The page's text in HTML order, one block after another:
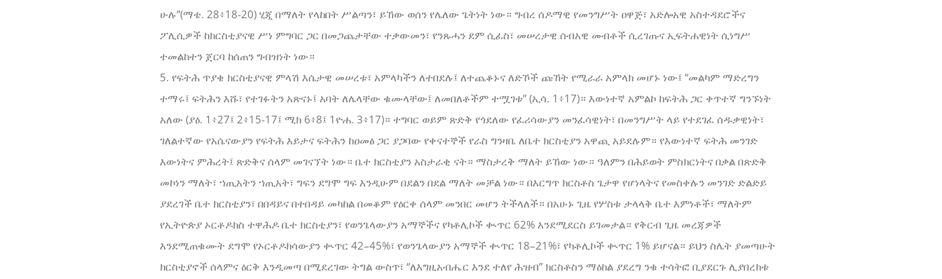
ሁሉ”(ማቴ. 28፥18-20) ሂጂ በማለት የላከበት ሥልጣን፣ ይኸው ወሰን የሌለው ጌትነት ነው። ግብረ ሰዶማዊ የመንግሥት ዐዋጅ፣ አድሎአዊ አስተዳደሮችና
ፖሊሲዎች ከክርስቲያናዊ ሥነ ምግባር ጋር በመጋጨታቸው ተቃውመን፣ የንጹሓን ደም ሲፈስ፣ መሠረታዊ ሰብአዊ መብቶች ሲረገጡና ኢፍትሐዊነት ሲነግሥ
ተመልከተን ጀርባ ከሰጠን ግብዝነት ነው።
5. የፍትሕ ጥያቄ ክርስቲያናዊ ምላሽ እሴታዊ መሠረቱ፣ አምላካችን ለተበደሉ፤ ለተጨቆኑና ለድኾች ጩኸት የሚራራ አምላክ መሆኑ ነው፤ “መልካም ማድረግን
ተማሩ፤ ፍትሕን እሹ፣ የተገፉትን አጽናኑ፤ አባት ለሌላቸው ቁሙላቸው፤ ለመበለቶችም ተሟገቱ” (ኢሳ. 1፥17)። እውነተኛ አምልኮ ከፍትሕ ጋር ቀጥተኛ ግንኙነት
አለው (ያዕ. 1፥27፤ 2፥15-17፤ ሚክ 6፥8፤ 1ዮሐ. 3፥17)። ተግባር ወይም ጽድቅ የጎደለው የፈሪሳውያን መንፈሳዊነት፣ በመንግሥት ላይ የተደገፈ ሰዱቃዊነት፣
ገለልተኛው የአሴናውያን የፍትሕ እይታና ፍትሕን ከዐመፅ ጋር ያጋባው የቀናተኞች የራስ ግንዛቤ ለቤተ ክርስቲያን አዋጪ አይደሉም። የእውነተኛ ፍትሕ መንገድ
እውነትና ምሕረት፤ ጽድቅና ሰላም መገናኘት ነው። ቤተ ክርስቲያን አስታራቂ ናት። ማስታረቅ ማለት ይኸው ነው። ዓለምን በሕይወት ምስክርነትና በቃል በጽድቅ
መኮነን ማለት፣ ኀጢአትን ኀጢአት፣ ግፍን ደግሞ ግፍ እንዲሁም በደልን በደል ማለት መቻል ነው። በእርግጥ ክርስቶስ ጌታዋ የሆነላትና የመስቀሉን መንገድ ድልድይ
ያደረገች ቤተ ክርስቲያን፣ በበዳይና በተበዳይ መካከል በመቆም የዕርቀ ሰላም መንበር መሆን ትችላለች። በአሁኑ ጊዜ የሦስቱ ታላላቅ ቤተ እምነቶች፣ ማለትም
የኢትዮጵያ ኦርቶዶክስ ተዋሕዶ ቤተ ክርስቲያን፣ የወንጌላውያን አማኞችና የካቶሊኮች ቊጥር 62% እንደሚደርስ ይገመታል። የቅርብ ጊዜ መረጃዎች
እንደሚጠቁሙት ደግሞ የኦርቶዶክሳውያን ቊጥር 42–45%፣ የወንጌላውያን አማኞች ቊጥር 18–21%፣ የካቶሊኮች ቊጥር 1% ይሆናል። ይህን ስሌት ያመጣሁት
ክርስቲያኖች ሰላምና ዕርቅ እንዲመጣ በሚደረገው ትግል ውስጥ፣ “ለእግዚአብሔር እንደ ተለየ ሕዝብ” ክርስቶስን ማዕከል ያደረግ ንቁ ተሳትፎ ቢያደርጉ ሊያበረክቱ